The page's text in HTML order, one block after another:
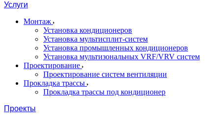
Услуги
Монтаж
Установка кондиционеров
Установка мультисплит-систем
Установка промышленных кондиционеров
Установка мультизональных VRF/VRV систем
Проектирование
Проектирование систем вентиляции
Прокладка трассы
Прокладка трассы под кондиционер
Проекты